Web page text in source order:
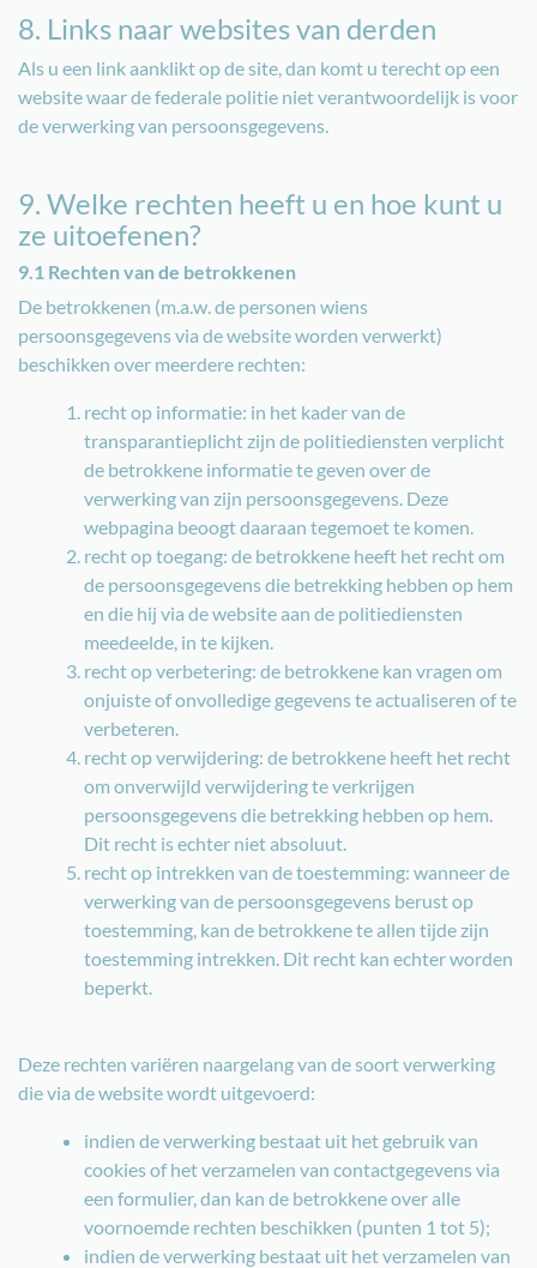
8. Links naar websites van derden
Als u een link aanklikt op de site, dan komt u terecht op een
website waar de federale politie niet verantwoordelijk is voor
de verwerking van persoonsgegevens.
9. Welke rechten heeft u en hoe kunt u
ze uitoefenen?
9.1 Rechten van de betrokkenen
De betrokkenen (m.a.w. de personen wiens
persoonsgegevens via de website worden verwerkt)
beschikken over meerdere rechten:
recht op informatie: in het kader van de
transparantieplicht zijn de politiediensten verplicht
de betrokkene informatie te geven over de
verwerking van zijn persoonsgegevens. Deze
webpagina beoogt daaraan tegemoet te komen.
recht op toegang: de betrokkene heeft het recht om
de persoonsgegevens die betrekking hebben op hem
en die hij via de website aan de politiediensten
meedeelde, in te kijken.
recht op verbetering: de betrokkene kan vragen om
onjuiste of onvolledige gegevens te actualiseren of te
verbeteren.
recht op verwijdering: de betrokkene heeft het recht
om onverwijld verwijdering te verkrijgen
persoonsgegevens die betrekking hebben op hem.
Dit recht is echter niet absoluut.
recht op intrekken van de toestemming: wanneer de
verwerking van de persoonsgegevens berust op
toestemming, kan de betrokkene te allen tijde zijn
toestemming intrekken. Dit recht kan echter worden
beperkt.
Deze rechten variëren naargelang van de soort verwerking
die via de website wordt uitgevoerd:
indien de verwerking bestaat uit het gebruik van
cookies of het verzamelen van contactgegevens via
een formulier, dan kan de betrokkene over alle
voornoemde rechten beschikken (punten 1 tot 5);
indien de verwerking bestaat uit het verzamelen van